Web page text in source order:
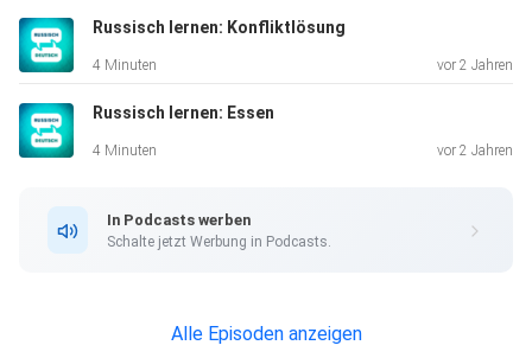
Sätze in dieser Folge:
Eintritt bitte für einen Erwachsenen.
Haben Sie einen Plan des Museums?
Russisch lernen: Konfliktlösung
4 Minuten vor 2 Jahren
Russisch lernen: Essen
4 Minuten vor 2 Jahren
In Podcasts werben
Schalte jetzt Werbung in Podcasts.
Alle Episoden anzeigen